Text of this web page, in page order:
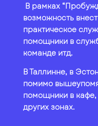
В рамках
возможность
практическое
помощники в
команде итд.
В Таллинне, в
помимо
помощники в кафе,
других зонах.